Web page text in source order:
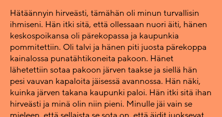
Hätäännyin hirveästi, tämähän oli minun turvallisin
ihmiseni. Hän itki sitä, että ollessaan nuori äiti, hänen
keskospoikansa oli pärekopassa ja kaupunkia
pommitettiin. Oli talvi ja hänen piti juosta pärekoppa
kainalossa punatähtikoneita pakoon. Hänet
lähetettiin sotaa pakoon järven taakse ja siellä hän
pesi vauvan kapaloita jäisessä avannossa. Hän näki,
kuinka järven takana kaupunki paloi. Hän itki sitä ihan
hirveästi ja minä olin niin pieni. Minulle jäi vain se